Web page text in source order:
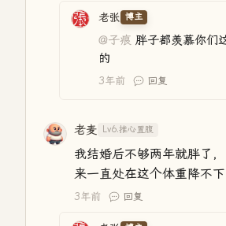
老张 博主
@子痕 胖子都羡慕你们
的
3年前 回复
老麦 Lv6.推心置腹
我结婚后不够两年就胖了
来一直处在这个体重降不下
3年前 回复